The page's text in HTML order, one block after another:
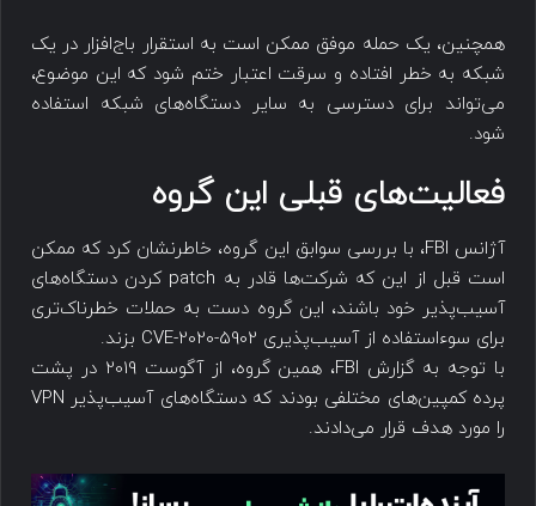
همچنین، یک حمله موفق ممکن است به استقرار باج‌افزار در یک
شبکه به خطر افتاده و سرقت اعتبار ختم شود که این موضوع،
می‌تواند برای دسترسی به سایر دستگاه‌های شبکه استفاده
شود.
فعالیت‌های قبلی این گروه
آژانس FBI، با بررسی سوابق این گروه، خاطرنشان کرد که ممکن
است قبل از این که شرکت‌ها قادر به patch کردن دستگاه‌های
آسیب‌پذیر خود باشند، این گروه دست به حملات خطرناک‌تری
برای سوءاستفاده از آسیب‌پذیری CVE-2020-5902 بزند.
با توجه به گزارش FBI، همین گروه، از آگوست 2019 در پشت
پرده کمپین‌های مختلفی بودند که دستگاه‌های آسیب‌پذیر VPN
را مورد هدف قرار می‌دادند.